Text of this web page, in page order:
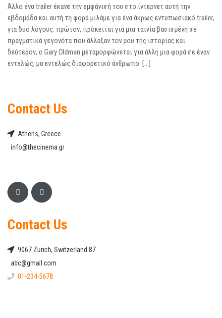
Άλλο ένα trailer έκανε την εμφάνισή του στο ίντερνετ αυτή την
εβδομάδα και αυτή τη φορά μιλάμε για ένα άκρως εντυπωσιακό trailer,
για δύο λόγους: πρώτον, πρόκειται για μια ταινία βασισμένη σε
πραγματικά γεγονότα που άλλαξαν τον ρου της ιστορίας και
δεύτερον, ο Gary Oldman μεταμορφώνεται για άλλη μια φορά σε έναν
εντελώς, μα εντελώς διαφορετικό άνθρωπο. […]
Contact Us
Athens, Greece
info@thecinema.gr
Contact Us
9067 Zurich, Switzerland 87
abc@gmail.com
01-234-5678